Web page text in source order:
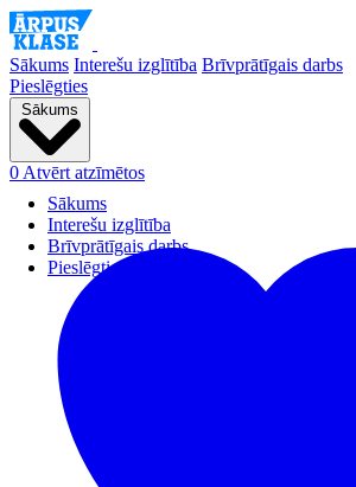
Sākums Interešu izglītība Brīvprātīgais darbs
Pieslēgties
Sākums
Sākums
Interešu izglītība
Brīvprātīgais darbs
Pieslēgties
0 Atvērt atzīmētos